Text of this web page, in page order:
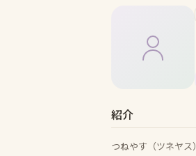
紹介
つねやす（ツネヤ